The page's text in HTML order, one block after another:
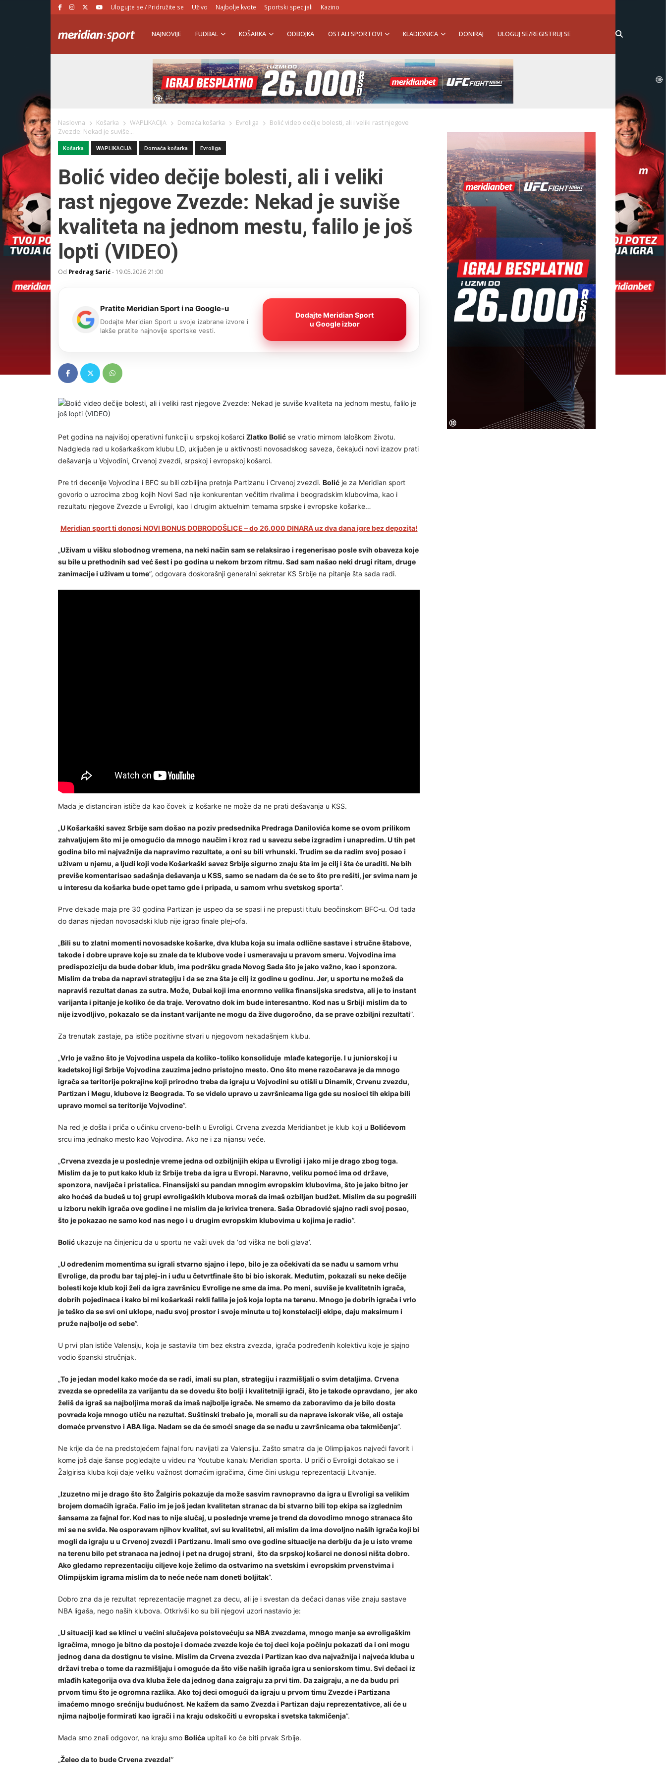
Ulogujte se / Pridružite se Uživo Najbolje kvote Sportski specijali Kazino
NAJNOVIJE FUDBAL KOŠARKA ODBOJKA OSTALI SPORTOVI KLADIONICA DONIRAJ ULOGUJ SE/REGISTRUJ SE
Naslovna Košarka WAPLIKACIJA Domaća košarka Evroliga
Bolić video dečije bolesti, ali i veliki rast njegove
Zvezde: Nekad je suviše...
Košarka WAPLIKACIJA Domaća košarka Evroliga
Bolić video dečije bolesti, ali i veliki
rast njegove Zvezde: Nekad je suviše
kvaliteta na jednom mestu, falilo je još
lopti (VIDEO)
Od Predrag Sarić- 19.05.2026 21:00
Pratite Meridian Sport i na Google-u
Dodajte Meridian Sport u svoje izabrane izvore i
lakše pratite najnovije sportske vesti.
Dodajte Meridian Sport
u Google izbor
Pet godina na najvišoj operativni funkciji u srpskoj košarci Zlatko Bolić se vratio mirnom laloškom životu.
Nadgleda rad u košarkaškom klubu LD, uključen je u aktivnosti novosadskog saveza, čekajući novi izazov prati
dešavanja u Vojvodini, Crvenoj zvezdi, srpskoj i evropskoj košarci.
Pre tri decenije Vojvodina i BFC su bili ozbiiljna pretnja Partizanu i Crvenoj zvezdi. Bolić je za Meridian sport
govorio o uzrocima zbog kojih Novi Sad nije konkurentan večitim rivalima i beogradskim klubovima, kao i
rezultatu njegove Zvezde u Evroligi, kao i drugim aktuelnim temama srpske i evropske košarke…
Meridian sport ti donosi NOVI BONUS DOBRODOŠLICE – do 26.000 DINARA uz dva dana igre bez depozita!
„Uživam u višku slobodnog vremena, na neki način sam se relaksirao i regenerisao posle svih obaveza koje
su bile u prethodnih sad već šest i po godina u nekom brzom ritmu. Sad sam našao neki drugi ritam, druge
zanimacije i uživam u tome”, odgovara doskorašnji generalni sekretar KS Srbije na pitanje šta sada radi.
Mada je distanciran ističe da kao čovek iz košarke ne može da ne prati dešavanja u KSS.
„U Košarkaški savez Srbije sam došao na poziv predsednika Predraga Danilovića kome se ovom prilikom
zahvaljujem što mi je omogućio da mnogo naučim i kroz rad u savezu sebe izgradim i unapredim. U tih pet
godina bilo mi najvažnije da napravimo rezultate, a oni su bili vrhunski. Trudim se da radim svoj posao i
uživam u njemu, a ljudi koji vode Košarkaški savez Srbije sigurno znaju šta im je cilj i šta će uraditi. Ne bih
previše komentarisao sadašnja dešavanja u KSS, samo se nadam da će se to što pre rešiti, jer svima nam je
u interesu da košarka bude opet tamo gde i pripada, u samom vrhu svetskog sporta”.
Prve dekade maja pre 30 godina Partizan je uspeo da se spasi i ne prepusti titulu beočinskom BFC-u. Od tada
do danas nijedan novosadski klub nije igrao finale plej-ofa.
„Bili su to zlatni momenti novosadske košarke, dva kluba koja su imala odlične sastave i stručne štabove,
takođe i dobre uprave koje su znale da te klubove vode i usmeravaju u pravom smeru. Vojvodina ima
predispoziciju da bude dobar klub, ima podršku grada Novog Sada što je jako važno, kao i sponzora.
Mislim da treba da napravi strategiju i da se zna šta je cilj iz godine u godinu. Jer, u sportu ne možeš da
napraviš rezultat danas za sutra. Može, Dubai koji ima enormno velika finansijska sredstva, ali je to instant
varijanta i pitanje je koliko će da traje. Verovatno dok im bude interesantno. Kod nas u Srbiji mislim da to
nije izvodljivo, pokazalo se da instant varijante ne mogu da žive dugoročno, da se prave ozbiljni rezultati”.
Za trenutak zastaje, pa ističe pozitivne stvari u njegovom nekadašnjem klubu.
„Vrlo je važno što je Vojvodina uspela da koliko-toliko konsoliduje mlađe kategorije. I u juniorskoj i u
kadetskoj ligi Srbije Vojvodina zauzima jedno pristojno mesto. Ono što mene razočarava je da mnogo
igrača sa teritorije pokrajine koji prirodno treba da igraju u Vojvodini su otišli u Dinamik, Crvenu zvezdu,
Partizan i Megu, klubove iz Beograda. To se videlo upravo u završnicama liga gde su nosioci tih ekipa bili
upravo momci sa teritorije Vojvodine”.
Na red je došla i priča o učinku crveno-belih u Evroligi. Crvena zvezda Meridianbet je klub koji u Bolićevom
srcu ima jednako mesto kao Vojvodina. Ako ne i za nijansu veće.
„Crvena zvezda je u poslednje vreme jedna od ozbiljnijih ekipa u Evroligi i jako mi je drago zbog toga.
Mislim da je to put kako klub iz Srbije treba da igra u Evropi. Naravno, veliku pomoć ima od države,
sponzora, navijača i pristalica. Finansijski su pandan mnogim evropskim klubovima, što je jako bitno jer
ako hoćeš da budeš u toj grupi evroligaških klubova moraš da imaš ozbiljan budžet. Mislim da su pogrešili
u izboru nekih igrača ove godine i ne mislim da je krivica trenera. Saša Obradović sjajno radi svoj posao,
što je pokazao ne samo kod nas nego i u drugim evropskim klubovima u kojima je radio”.
Bolić ukazuje na činjenicu da u sportu ne važi uvek da ‘od viška ne boli glava’.
„U određenim momentima su igrali stvarno sjajno i lepo, bilo je za očekivati da se nađu u samom vrhu
Evrolige, da prođu bar taj plej-in i uđu u četvrtfinale što bi bio iskorak. Međutim, pokazali su neke dečije
bolesti koje klub koji želi da igra završnicu Evrolige ne sme da ima. Po meni, suviše je kvalitetnih igrača,
dobrih pojedinaca i kako bi mi košarkaši rekli falila je još koja lopta na terenu. Mnogo je dobrih igrača i vrlo
je teško da se svi oni uklope, nađu svoj prostor i svoje minute u toj konstelaciji ekipe, daju maksimum i
pruže najbolje od sebe”.
U prvi plan ističe Valensiju, koja je sastavila tim bez ekstra zvezda, igrača podređenih kolektivu koje je sjajno
vodio španski stručnjak.
„To je jedan model kako moće da se radi, imali su plan, strategiju i razmišljali o svim detaljima. Crvena
zvezda se opredelila za varijantu da se dovedu što bolji i kvalitetniji igrači, što je takođe opravdano, jer ako
želiš da igraš sa najboljima moraš da imaš najbolje igrače. Ne smemo da zaboravimo da je bilo dosta
povreda koje mnogo utiču na rezultat. Suštinski trebalo je, morali su da naprave iskorak više, ali ostaje
domaće prvenstvo i ABA liga. Nadam se da će smoći snage da se nađu u završnicama oba takmičenja”.
Ne krije da će na predstojećem fajnal foru navijati za Valensiju. Zašto smatra da je Olimpijakos najveći favorit i
kome još daje šanse pogledajte u videu na Youtube kanalu Meridian sporta. U priči o Evroligi dotakao se i
Žalgirisa kluba koji daje veliku važnost domaćim igračima, čime čini uslugu reprezentaciji Litvanije.
„Izuzetno mi je drago što što Žalgiris pokazuje da može sasvim ravnopravno da igra u Evroligi sa velikim
brojem domaćih igrača. Falio im je još jedan kvalitetan stranac da bi stvarno bili top ekipa sa izglednim
šansama za fajnal for. Kod nas to nije slučaj, u poslednje vreme je trend da dovodimo mnogo stranaca što
mi se ne sviđa. Ne osporavam njihov kvalitet, svi su kvalitetni, ali mislim da ima dovoljno naših igrača koji bi
mogli da igraju u u Crvenoj zvezdi i Partizanu. Imali smo ove godine situacije na derbiju da je u isto vreme
na terenu bilo pet stranaca na jednoj i pet na drugoj strani, što da srpskoj košarci ne donosi ništa dobro.
Ako gledamo reprezentaciju ciljeve koje želimo da ostvarimo na svetskim i evropskim prvenstvima i
Olimpijskim igrama mislim da to neće neće nam doneti boljitak”.
Dobro zna da je rezultat reprezentacije magnet za decu, ali je i svestan da dečaci danas više znaju sastave
NBA ligaša, nego naših klubova. Otkrivši ko su bili njegovi uzori nastavio je:
„U situaciji kad se klinci u većini slučajeva poistovećuju sa NBA zvezdama, mnogo manje sa evroligaškim
igračima, mnogo je bitno da postoje i domaće zvezde koje će toj deci koja počinju pokazati da i oni mogu
jednog dana da dostignu te visine. Mislim da Crvena zvezda i Partizan kao dva najvažnija i najveća kluba u
državi treba o tome da razmišljaju i omoguće da što više naših igrača igra u seniorskom timu. Svi dečaci iz
mlađih kategorija ova dva kluba žele da jednog dana zaigraju za prvi tim. Da zaigraju, a ne da budu pri
prvom timu što je ogromna razlika. Ako toj deci omogući da igraju u prvom timu Zvezde i Partizana
imaćemo mnogo srećniju budućnost. Ne kažem da samo Zvezda i Partizan daju reprezentativce, ali će u
njima najbolje formirati kao igrači i na kraju odskočiti u evropska i svetska takmičenja”.
Mada smo znali odgovor, na kraju smo Bolića upitali ko će biti prvak Srbije.
„Želeo da to bude Crvena zvezda!”